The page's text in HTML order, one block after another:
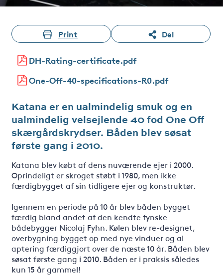
Print Del
DH-Rating-certificate.pdf
One-Off-40-specifications-R0.pdf
Katana er en ualmindelig smuk og en
ualmindelig velsejlende 40 fod One Off
skærgårdskrydser. Båden blev søsat
første gang i 2010.
Katana blev købt af dens nuværende ejer i 2000.
Oprindeligt er skroget støbt i 1980, men ikke
færdigbygget af sin tidligere ejer og konstruktør.
Igennem en periode på 10 år blev båden bygget
færdig bland andet af den kendte fynske
bådebygger Nicolaj Fyhn. Kølen blev re-designet,
overbygning bygget op med nye vinduer og al
aptering færdiggjort over de næste 10 år. Båden blev
søsat første gang i 2010. Båden er i praksis således
kun 15 år gammel!